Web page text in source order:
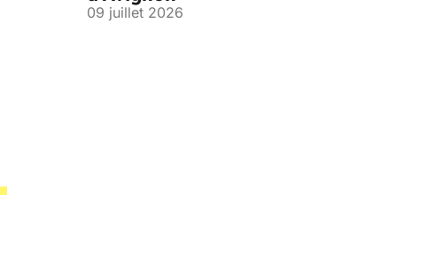
09 juillet 2026